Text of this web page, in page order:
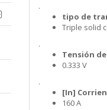
.
tipo de
Triple solid
.
Tensión
0.333 V
.
[In]
160 A